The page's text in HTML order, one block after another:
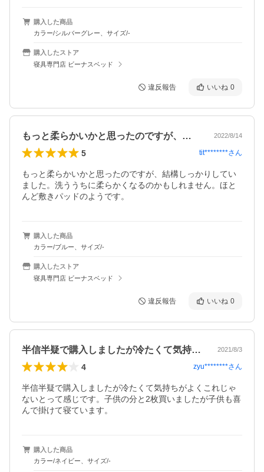
購入した商品
カラー/シルバーグレー、サイズ/-
購入したストア
寝具専門店 ビーナスベッド
違反報告 いいね 0
もっと柔らかいかと思ったのですが、結構… 2022/8/14
5 tit********さん
もっと柔らかいかと思ったのですが、結構しっかりしてい
ました。洗ううちに柔らかくなるのかもしれません。ほと
んど敷きパッドのようです。
購入した商品
カラー/ブルー、サイズ/-
購入したストア
寝具専門店 ビーナスベッド
違反報告 いいね 0
半信半疑で購入しましたが冷たくて気持ち… 2021/8/3
4 zyu********さん
半信半疑で購入しましたが冷たくて気持ちがよくこれじゃ
ないとって感じです。子供の分と2枚買いましたが子供も喜
んで掛けて寝ています。
購入した商品
カラー/ネイビー、サイズ/-